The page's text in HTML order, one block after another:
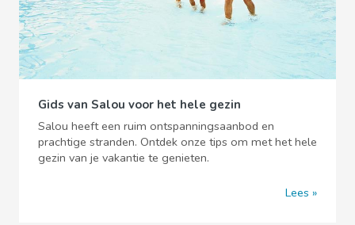
Gids van Salou voor het hele gezin
Salou heeft een ruim ontspanningsaanbod en
prachtige stranden. Ontdek onze tips om met het hele
gezin van je vakantie te genieten.
Lees